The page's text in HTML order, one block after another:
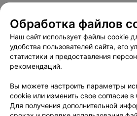
Пользовательское соглашение
Вакансии
Написать
Обработка
Обработка файлов
Наш сайт использует файлы cookie
удобства пользователей сайта, его
статистики и предоставления
рекомендаций.
Вы можете настроить параметры
cookie или изменить свое согласие
Для получения дополнительной